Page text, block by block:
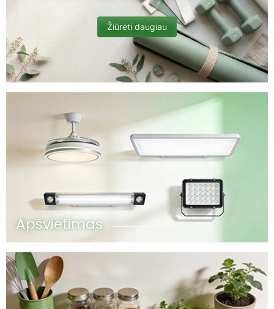
Žiūrėti daugiau
Apšvietimas